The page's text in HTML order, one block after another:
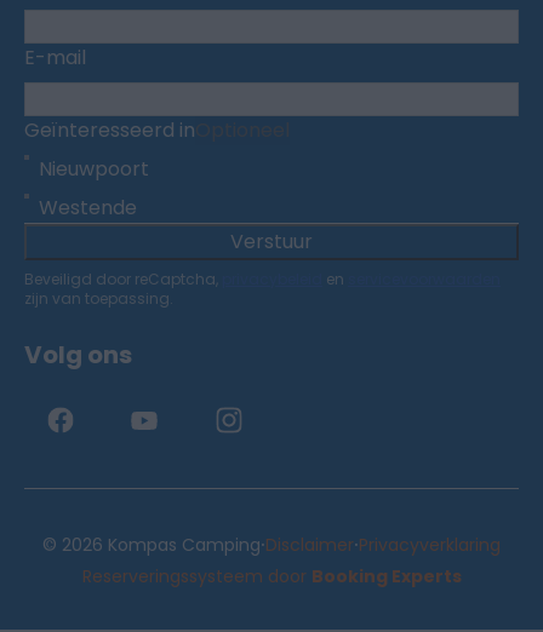
E-mail
Geïnteresseerd in
Nieuwpoort
Westende
Verstuur
Beveiligd door reCaptcha, en
zijn van toepassing.
Volg ons
© 2026 Kompas Camping·Disclaimer·Privacyverklaring
Reserveringssysteem door Booking Experts